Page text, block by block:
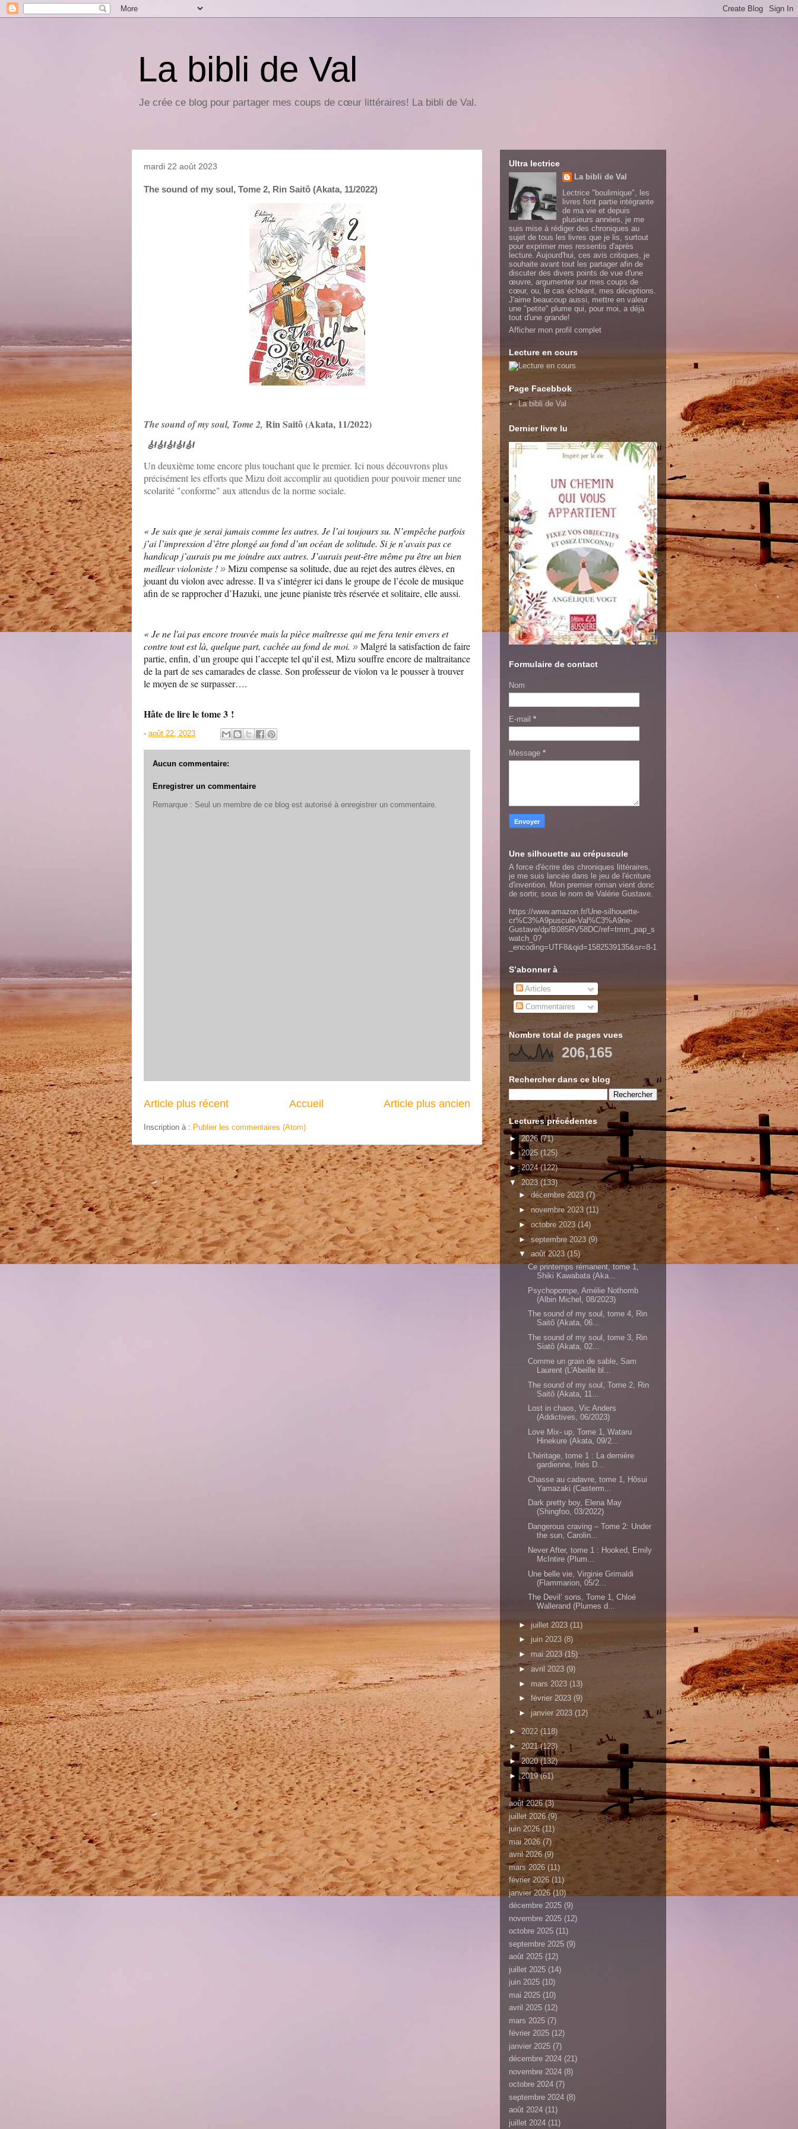
La bibli de Val
Je crée ce blog pour partager mes coups de cœur littéraires! La bibli de Val.
mardi 22 août 2023
The sound of my soul, Tome 2, Rin Saitô (Akata, 11/2022)
The sound of my soul, Tome 2, Rin Saitô (Akata, 11/2022)
🎻🎻🎻🎻🎻
Un deuxième tome encore plus touchant que le premier. Ici nous découvrons plus
précisément les efforts que Mizu doit accomplir au quotidien pour pouvoir mener une
scolarité "conforme" aux attendus de la norme sociale.
« Je sais que je serai jamais comme les autres. Je l’ai toujours su. N’empêche parfois
j’ai l’impression d’être plongé au fond d’un océan de solitude. Si je n’avais pas ce
handicap j’aurais pu me joindre aux autres. J’aurais peut-être même pu être un bien
meilleur violoniste ! » Mizu compense sa solitude, due au rejet des autres élèves, en
jouant du violon avec adresse. Il va s’intégrer ici dans le groupe de l’école de musique
afin de se rapprocher d’Hazuki, une jeune pianiste très réservée et solitaire, elle aussi.
« Je ne l'ai pas encore trouvée mais la pièce maîtresse qui me fera tenir envers et
contre tout est là, quelque part, cachée au fond de moi. » Malgré la satisfaction de faire
partie, enfin, d’un groupe qui l’accepte tel qu’il est, Mizu souffre encore de maltraitance
de la part de ses camarades de classe. Son professeur de violon va le pousser à trouver
le moyen de se surpasser….
Hâte de lire le tome 3 !
- août 22, 2023
Aucun commentaire:
Enregistrer un commentaire
Remarque : Seul un membre de ce blog est autorisé à enregistrer un commentaire.
Article plus récent Article plus ancien
Accueil
Inscription à : Publier les commentaires (Atom)
Ultra lectrice
La bibli de Val
Lectrice "boulimique", les
livres font partie intégrante
de ma vie et depuis
plusieurs années, je me
suis mise à rédiger des chroniques au
sujet de tous les livres que je lis, surtout
pour exprimer mes ressentis d'après
lecture. Aujourd'hui, ces avis critiques, je
souhaite avant tout les partager afin de
discuter des divers points de vue d'une
œuvre, argumenter sur mes coups de
cœur, ou, le cas échéant, mes déceptions.
J'aime beaucoup aussi, mettre en valeur
une "petite" plume qui, pour moi, a déjà
tout d'une grande!
Afficher mon profil complet
Lecture en cours
Page Facebbok
La bibli de Val
Dernier livre lu
Formulaire de contact
Nom
E-mail *
Message *
Une silhouette au crépuscule
A force d'écrire des chroniques littéraires,
je me suis lancée dans le jeu de l'écriture
d'invention. Mon premier roman vient donc
de sortir, sous le nom de Valérie Gustave.
https://www.amazon.fr/Une-silhouette-
cr%C3%A9puscule-Val%C3%A9rie-
Gustave/dp/B085RV58DC/ref=tmm_pap_s
watch_0?
_encoding=UTF8&qid=1582539135&sr=8-1
S’abonner à
Articles
Commentaires
Nombre total de pages vues
206,165
Rechercher dans ce blog
Lectures précédentes
►2026 (71)
►2025 (125)
►2024(122)
▼ 2023 (133)
►décembre 2023 (7)
►novembre 2023 (11)
►octobre 2023 (14)
►septembre 2023 (9)
▼ août 2023 (15)
Ce printemps rémanent, tome 1,
Shiki Kawabata (Aka...
Psychopompe, Amélie Nothomb
(Albin Michel, 08/2023)
The sound of my soul, tome 4, Rin
Saitô (Akata, 06...
The sound of my soul, tome 3, Rin
Siatô (Akata, 02...
Comme un grain de sable, Sam
Laurent (L'Abeille bl...
The sound of my soul, Tome 2, Rin
Saitô (Akata, 11...
Lost in chaos, Vic Anders
(Addictives, 06/2023)
Love Mix- up, Tome 1, Wataru
Hinekure (Akata, 09/2...
L’héritage, tome 1 : La dernière
gardienne, Inès D...
Chasse au cadavre, tome 1, Hôsui
Yamazaki (Casterm...
Dark pretty boy, Elena May
(Shingfoo, 03/2022)
Dangerous craving – Tome 2: Under
the sun, Carolin...
Never After, tome 1 : Hooked, Emily
McIntire (Plum...
Une belle vie, Virginie Grimaldi
(Flammarion, 05/2...
The Devil’ sons, Tome 1, Chloé
Wallerand (Plumes d...
► juillet 2023 (11)
► juin 2023 (8)
► mai 2023 (15)
► avril 2023 (9)
► mars 2023 (13)
► février 2023 (9)
►janvier 2023 (12)
►2022(118)
► 2021(123)
►2020(132)
►2019(61)
août 2026(3)
juillet 2026(9)
juin 2026(11)
mai 2026(7)
avril 2026(9)
mars 2026 (11)
février 2026 (11)
janvier 2026 (10)
décembre 2025 (9)
novembre 2025 (12)
octobre 2025 (11)
septembre 2025 (9)
août 2025 (12)
juillet 2025 (14)
juin 2025 (10)
mai 2025 (10)
avril 2025 (12)
mars 2025 (7)
février 2025 (12)
janvier 2025 (7)
décembre 2024 (21)
novembre 2024 (8)
octobre 2024 (7)
septembre 2024 (8)
août 2024 (11)
juillet 2024 (11)